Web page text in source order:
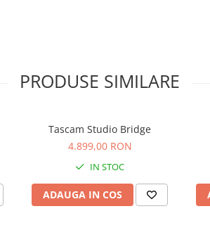
PRODUSE SIMILARE
Tascam Studio Bridge
4.899,00 RON
IN STOC
ADAUGA IN COS